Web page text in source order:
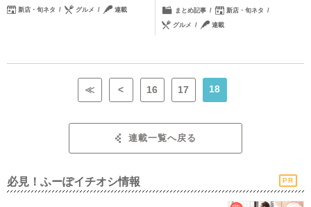
新店・旬ネタ グルメ 連載 まとめ記事 新店・旬ネタ
グルメ 連載
≪ < 16 17 18
連載一覧へ戻る
必見！ふーぽイチオシ情報 PR